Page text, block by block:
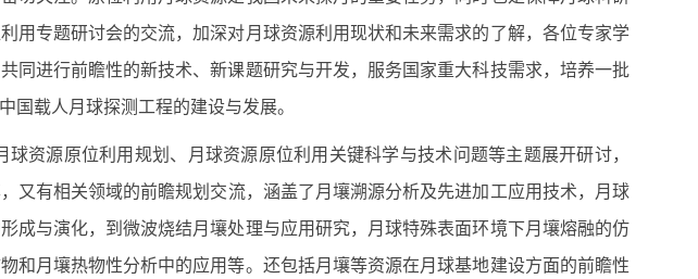
用专题研讨会的交流，加深对月球资源利用现状和未来需求的了解，各位专家学
同进行前瞻性的新技术、新课题研究与开发，服务国家重大科技需求，培养一批
国载人月球探测工程的建设与发展。
资源原位利用规划、月球资源原位利用关键科学与技术问题等主题展开研讨，
又有相关领域的前瞻规划交流，涵盖了月壤溯源分析及先进加工应用技术，月球
成与演化，到微波烧结月壤处理与应用研究，月球特殊表面环境下月壤熔融的仿
和月壤热物性分析中的应用等。还包括月壤等资源在月球基地建设方面的前瞻性